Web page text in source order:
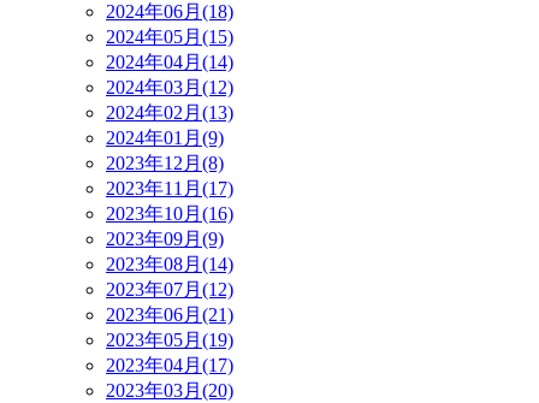
2024年06月(18)
2024年05月(15)
2024年04月(14)
2024年03月(12)
2024年02月(13)
2024年01月(9)
2023年12月(8)
2023年11月(17)
2023年10月(16)
2023年09月(9)
2023年08月(14)
2023年07月(12)
2023年06月(21)
2023年05月(19)
2023年04月(17)
2023年03月(20)